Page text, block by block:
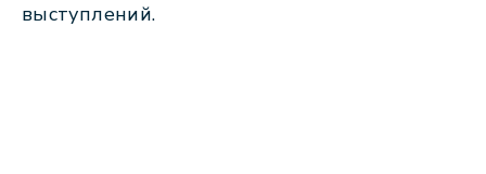
выступлений.